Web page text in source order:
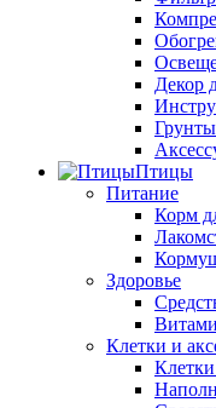
Декор
Птицы
Питание
Корм
Здоровье
Клетки и